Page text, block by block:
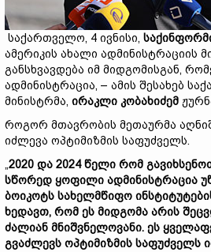
საქართველო, 4 ივნისი,
ამერიკის ახალი ადმინისტრაციის
განსხვავდება იმ მიდგომისგან,
ადმინისტრაცია, – ამის შესახებ
მინისტრმა, ირაკლი კობახიძემ
როგორ მთავრობის მეთაურმა
იძლევა ოპტიმიზმის საფუძველს.
„2020 და 2024წელი რომ
სწორედ ყოფილი ადმინისტრაცია
ბოიკოტს სახელმწიფო
ხედავთ, რომ ეს მიდგომა არის
ძალიან მნიშვნელოვანი. ეს
გვაძლევს ოპტიმიზმის საფუძველს